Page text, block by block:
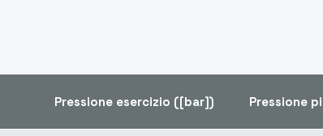
Pressione esercizio ([bar]) Pressione